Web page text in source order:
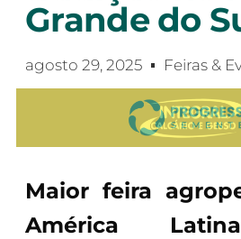
Grande do
agosto 29, 2025 Feiras &
Maior feira
América